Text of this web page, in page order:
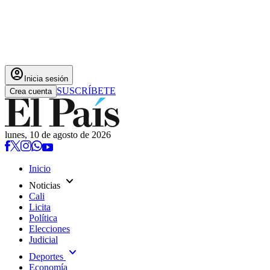
account_circle Inicia sesión
Crea cuenta SUSCRÍBETE
lunes, 10 de agosto de 2026
Inicio
Noticias expand_more
Cali
Licita
Política
Elecciones
Judicial
Deportes expand_more
Economía